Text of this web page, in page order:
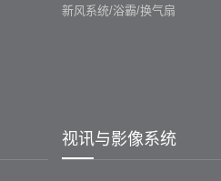
新风系统/浴霸/换气扇
视讯与影像系统